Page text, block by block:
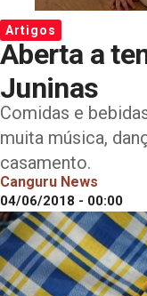
Artigos
Aberta a
Juninas
Comidas e
muita música,
casamento.
Canguru News
04/06/2018 - 00:00